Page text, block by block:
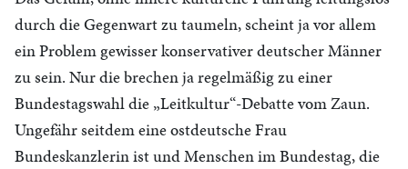
durch die Gegenwart zu taumeln, scheint ja vor allem
ein Problem gewisser konservativer deutscher Männer
zu sein. Nur die brechen ja regelmäßig zu einer
Bundestagswahl die „Leitkultur“-Debatte vom Zaun.
Ungefähr seitdem eine ostdeutsche Frau
Bundeskanzlerin ist und Menschen im Bundestag, die